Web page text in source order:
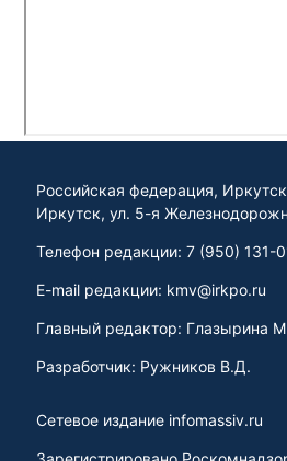
Российская федерация,
Иркутск, ул. 5-я
Телефон редакции: 7 (950) 131-
E-mail редакции: kmv@irkpo.ru
Главный редактор: Глазырина
Разработчик: Ружников В.Д.
Сетевое издание infomassiv.ru